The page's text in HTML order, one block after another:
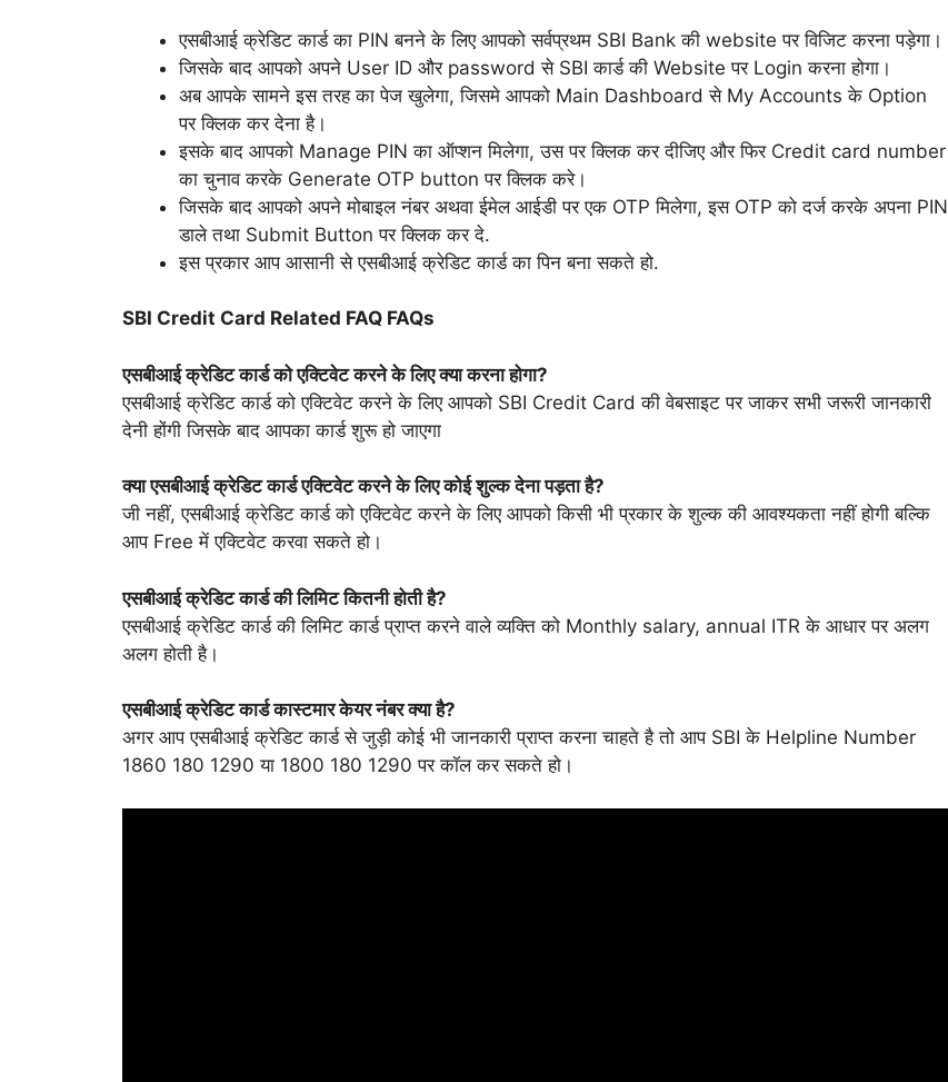
एसबीआई क्रेडिट कार्ड का PIN बनने के लिए आपको सर्वप्रथम SBI Bank की website पर विजिट करना पड़ेगा।
जिसके बाद आपको अपने User ID और password से SBI कार्ड की Website पर Login करना होगा।
अब आपके सामने इस तरह का पेज खुलेगा, जिसमे आपको Main Dashboard से My Accounts के Option
पर क्लिक कर देना है।
इसके बाद आपको Manage PIN का ऑप्शन मिलेगा, उस पर क्लिक कर दीजिए और फिर Credit card number
का चुनाव करके Generate OTP button पर क्लिक करे।
जिसके बाद आपको अपने मोबाइल नंबर अथवा ईमेल आईडी पर एक OTP मिलेगा, इस OTP को दर्ज करके अपना PIN
डाले तथा Submit Button पर क्लिक कर दे.
इस प्रकार आप आसानी से एसबीआई क्रेडिट कार्ड का पिन बना सकते हो.
SBI Credit Card Related FAQ FAQs
एसबीआई क्रेडिट कार्ड को एक्टिवेट करने के लिए क्या करना होगा?
एसबीआई क्रेडिट कार्ड को एक्टिवेट करने के लिए आपको SBI Credit Card की वेबसाइट पर जाकर सभी जरूरी जानकारी
देनी होंगी जिसके बाद आपका कार्ड शुरू हो जाएगा
क्या एसबीआई क्रेडिट कार्ड एक्टिवेट करने के लिए कोई शुल्क देना पड़ता है?
जी नहीं, एसबीआई क्रेडिट कार्ड को एक्टिवेट करने के लिए आपको किसी भी प्रकार के शुल्क की आवश्यकता नहीं होगी बल्कि
आप Free में एक्टिवेट करवा सकते हो।
एसबीआई क्रेडिट कार्ड की लिमिट कितनी होती है?
एसबीआई क्रेडिट कार्ड की लिमिट कार्ड प्राप्त करने वाले व्यक्ति को Monthly salary, annual ITR के आधार पर अलग
अलग होती है।
एसबीआई क्रेडिट कार्ड कास्टमार केयर नंबर क्या है?
अगर आप एसबीआई क्रेडिट कार्ड से जुड़ी कोई भी जानकारी प्राप्त करना चाहते है तो आप SBI के Helpline Number
1860 180 1290 या 1800 180 1290 पर कॉल कर सकते हो।